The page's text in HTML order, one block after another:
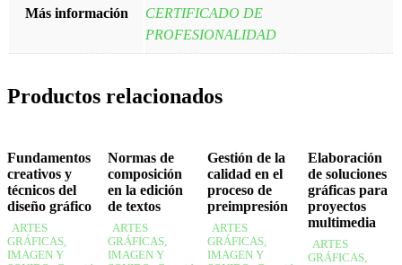
Más información
CERTIFICADO DE
PROFESIONALIDAD
Productos relacionados
Fundamentos
creativos y
técnicos del
diseño gráfico
ARTES
GRÁFICAS,
IMAGEN Y
Normas de
composición
en la edición
de textos
ARTES
GRÁFICAS,
IMAGEN Y
Gestión de la
calidad en el
proceso de
preimpresión
ARTES
GRÁFICAS,
IMAGEN Y
Elaboración
de soluciones
gráficas para
proyectos
multimedia
ARTES
GRÁFICAS,